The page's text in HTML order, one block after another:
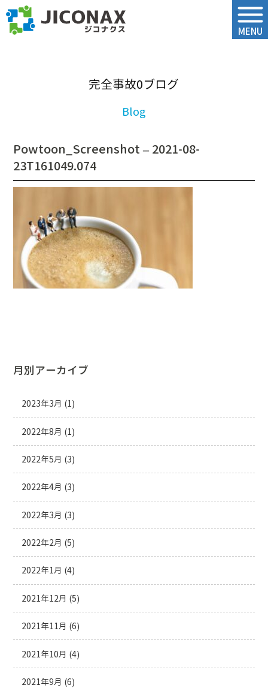
MENU
完全事故0ブログ
Powtoon_Screenshot – 2021-08-
23T161049.074
月別アーカイブ
2023年3月 (1)
2022年8月 (1)
2022年5月 (3)
2022年4月 (3)
2022年3月 (3)
2022年2月 (5)
2022年1月 (4)
2021年12月 (5)
2021年11月 (6)
2021年10月 (4)
2021年9月 (6)